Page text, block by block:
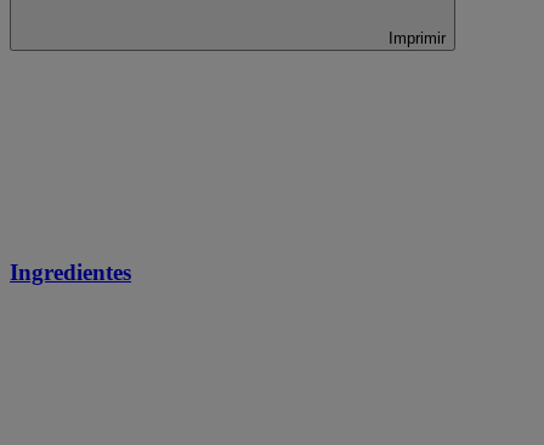
Imprimir
Ingredientes